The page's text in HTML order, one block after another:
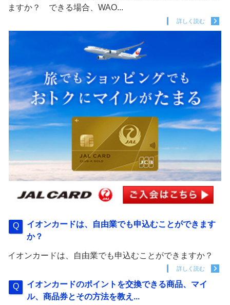
ますか？ できる場合、WAO...
詳しく読む
イオンカードは、自由業でも申込むことができます
か？
イオンカードは、自由業でも申込むことができますか？
詳しく読む
イオンカードのポイントを交換できる商品、マイ
ル、商品券とその方法を教え...